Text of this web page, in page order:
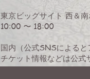
東京ビッグサイト 西＆
10:00 〜 18:00
国内（公式SNSによると
チケット情報などは公式